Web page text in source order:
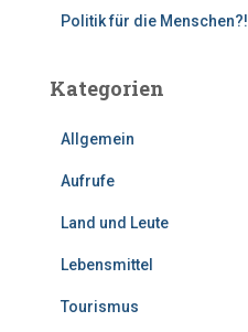
Politik für die Menschen?!
Kategorien
Allgemein
Aufrufe
Land und Leute
Lebensmittel
Tourismus